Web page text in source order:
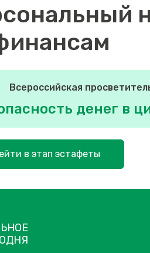
Всероссийская
денег в
в этап эстафеты